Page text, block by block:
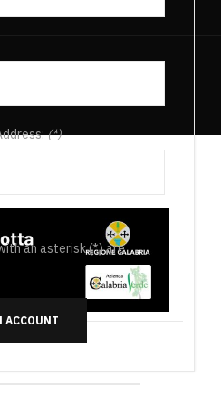
(*)
an asterisk (*) are
ACCOUNT